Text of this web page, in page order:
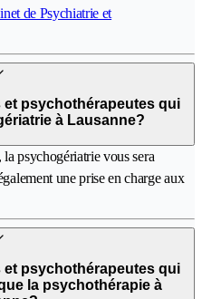
de Psychiatrie et
psychothérapeutes qui
à Lausanne?
, la psychogériatrie vous sera
une prise en charge aux
psychothérapeutes qui
la psychothérapie à